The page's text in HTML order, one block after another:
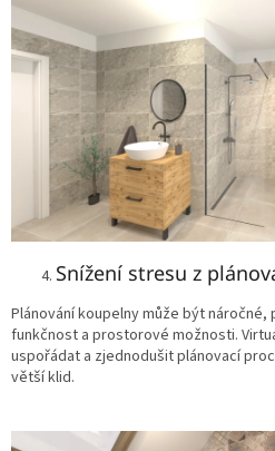
Snížení stresu z
Plánování koupelny může být
funkčnost a prostorové možnosti.
uspořádat a zjednodušit plánovací
větší klid.